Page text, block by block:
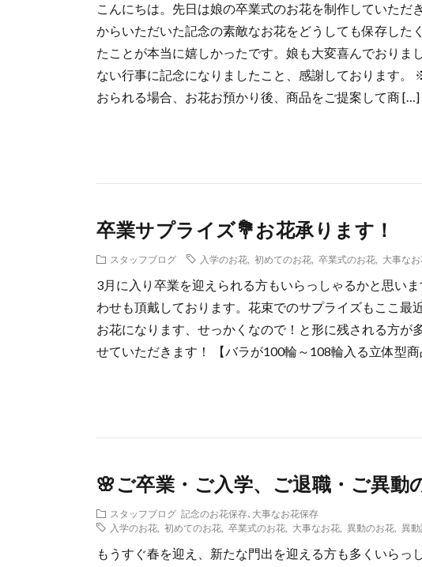
こんにちは。先日は娘の卒業式のお花を制作していただ
からいただいた記念の素敵なお花をどうしても保存した
たことが本当に嬉しかったです。娘も大変喜んでおりま
ない行事に記念になりましたこと、感謝しております
おられる場合、お花お預かり後、商品をご提案して商 […]
卒業サプライズ💐お花承ります！
スタッフブログ 入学のお花 初めてのお花 卒業式のお花 大事なお
3月に入り卒業を迎えられる方もいらっしゃるかと思い
わせも頂戴しております。花束でのサプライズもここ最
お花になります、せっかくなので！と形に残される方が
せていただきます！ 【バラが100輪～108輪入る立体型
🌸ご卒業・ご入学、ご退職・ご異動
スタッフブログ 記念のお花保存､大事なお花保存
入学のお花
初めてのお花 卒業式のお花 大事なお花 異動のお花 異
もうすぐ春を迎え、新たな門出を迎える方も多くいらっ